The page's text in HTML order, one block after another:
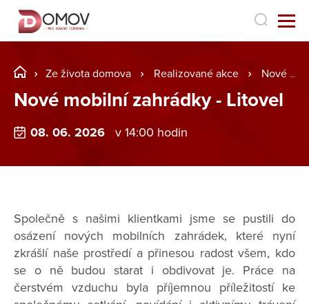
Ze života domova Realizované akce Nové mobilní zahrádky - Litovel
Nové mobilní zahrádky - Litovel
08. 06. 2026 v 14:00 hodin
Společně s našimi klientkami jsme se pustili do
osázení nových mobilních zahrádek, které nyní
zkrášlí naše prostředí a přinesou radost všem, kdo
se o ně budou starat i obdivovat je. Práce na
čerstvém vzduchu byla příjemnou příležitostí ke